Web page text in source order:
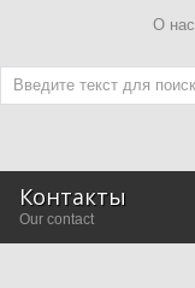
О нас
Контакты
Our contact